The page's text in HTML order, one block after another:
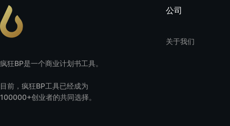
疯狂BP是一个商业计划书工具。
目前，疯狂BP工具已经成为
100000+创业者的共同选择。
公司
关于我们